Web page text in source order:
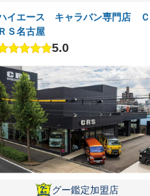
イエース キャラバン専門店 Ｃ
ＲＳ名古屋
5.0
グー鑑定加盟店